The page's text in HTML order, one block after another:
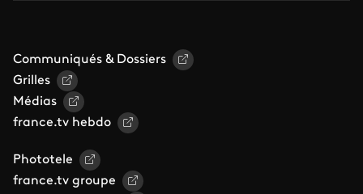
Communiqués & Dossiers
Grilles
Médias
france.tv hebdo
Phototele
france.tv groupe